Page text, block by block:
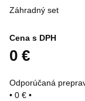
Záhradný set
Cena s DPH
0 €
• 0 € •